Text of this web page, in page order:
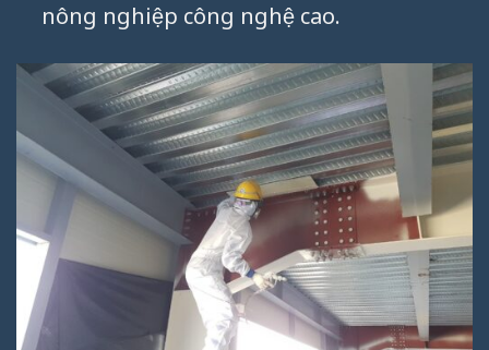
nông nghiệp công nghệ cao.